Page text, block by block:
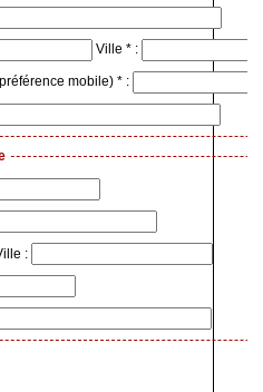
Ville * :
mobile) * :
: